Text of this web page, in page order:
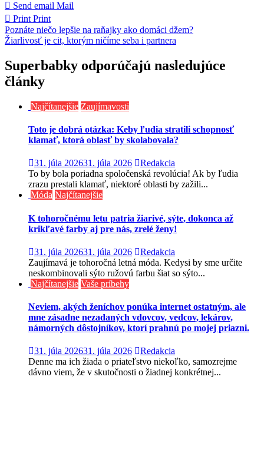
Send email Mail
Print Print
Navigácia
v
článku
Poznáte niečo lepšie na raňajky ako domáci džem?
Žiarlivosť je cit, ktorým ničíme seba i partnera
Superbabky odporúčajú nasledujúce
články
Najčítanejšie Zaujímavosti
Toto je dobrá otázka: Keby ľudia stratili schopnosť
klamať, ktorá oblasť by skolabovala?
31. júla 202631. júla 2026
Redakcia
To by bola poriadna spoločenská revolúcia! Ak by ľudia
zrazu prestali klamať, niektoré oblasti by zažili...
Móda Najčítanejšie
K tohoročnému letu patria žiarivé, sýte, dokonca až
krikľavé farby aj pre nás, zrelé ženy!
31. júla 202631. júla 2026
Redakcia
Zaujímavá je tohoročná letná móda. Kedysi by sme určite
neskombinovali sýto ružovú farbu šiat so sýto...
Najčítanejšie Vaše príbehy
Neviem, akých ženíchov ponúka internet ostatným, ale
mne zásadne nezadaných vdovcov, vedcov, lekárov,
námorných dôstojníkov, ktorí prahnú po mojej priazni.
31. júla 202631. júla 2026
Redakcia
Denne ma ich žiada o priateľstvo niekoľko, samozrejme
dávno viem, že v skutočnosti o žiadnej konkrétnej...